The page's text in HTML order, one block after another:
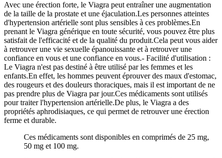
Avec une érection forte, le Viagra peut entraîner une augmentation
de la taille de la prostate et une éjaculation.Les personnes atteintes
d'hypertension artérielle sont plus sensibles à ces problèmes.En
prenant le Viagra générique en toute sécurité, vous pouvez être plus
satisfait de l'efficacité et de la qualité du produit.Cela peut vous aider
à retrouver une vie sexuelle épanouissante et à retrouver une
confiance en vous et une confiance en vous.- Facilité d'utilisation :
Le Viagra n'est pas destiné à être utilisé par les femmes et les
enfants.En effet, les hommes peuvent éprouver des maux d'estomac,
des rougeurs et des douleurs thoraciques, mais il est important de ne
pas prendre plus de Viagra par jour.Ces médicaments sont utilisés
pour traiter l'hypertension artérielle.De plus, le Viagra a des
propriétés aphrodisiaques, ce qui permet de retrouver une érection
ferme et durable.
Ces médicaments sont disponibles en comprimés de 25 mg,
50 mg et 100 mg.